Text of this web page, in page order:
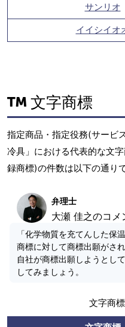
サンリオ
イイシイオ
文字商標
指定商品・指定役務(サービ
冷具」における代表的な文
録商標)の件数は以下の通りで
弁理士
大瀬 佳之のコメ
「化学物質を充てんした保
商標に対して商標出願がさ
自社が商標出願しようとし
してみましょう。
文字商